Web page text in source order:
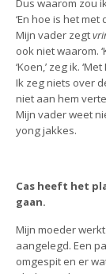
Dus waarom zou
‘En hoe is het met
Mijn vader zegt
ook niet waarom.
‘Koen,’ zeg ik.
Ik zeg niets over
niet aan hem
Mijn vader weet
yong jakkes.
Cas heeft het
gaan.
Mijn moeder
aangelegd. Een
omgespit en er